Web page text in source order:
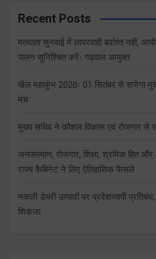
Recent Posts
मतदाता सुनवाई में लापरवाही बर्दाश्त नहीं,
पालन सुनिश्चित करेंः गढ़वाल आयुक्त
खेल महाकुंभ 2026ः 01 सितंबर से सजेगा
मंच
मुख्य सचिव ने कौशल विकास एवं रोजगार से
जनकल्याण, रोजगार, शिक्षा, श्रमिक हित
राज्य कैबिनेट ने लिए ऐतिहासिक फैसले
नकली डेयरी उत्पादों पर प्रदेशव्यापी
शिकंजा